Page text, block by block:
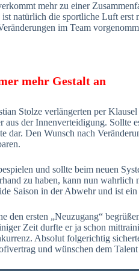
mehr zu einer
natürlich die sportliche Luft erst
im Team
mehr Gestalt an
Stolze verlängerten per
aus der Innenverteidigung. Sollte
dar. Den Wunsch nach
und sollte beim neuen
zu haben, kann nun
Saison in der Abwehr und ist
den ersten „Neuzugang“
Zeit durfte er ja schon
Absolut folgerichtig
und wünschen dem